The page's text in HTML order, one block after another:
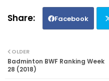
Facebook
tte
OLDER
Badminton BWF Ranking Week
28 (2018)